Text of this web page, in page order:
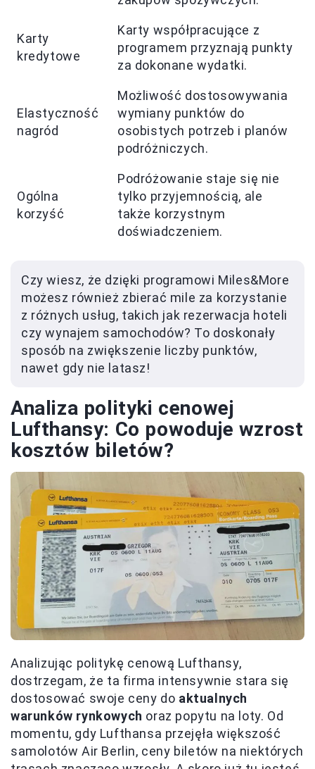
Karty
kredytowe
Karty współpracujące z
programem przyznają punkty
za dokonane wydatki.
Elastyczność
nagród
Możliwość dostosowywania
wymiany punktów do
osobistych potrzeb i planów
podróżniczych.
Ogólna
korzyść
Podróżowanie staje się nie
tylko przyjemnością, ale
także korzystnym
doświadczeniem.
Czy wiesz, że dzięki programowi Miles&More
możesz również zbierać mile za korzystanie
z różnych usług, takich jak rezerwacja hoteli
czy wynajem samochodów? To doskonały
sposób na zwiększenie liczby punktów,
nawet gdy nie latasz!
Analiza polityki cenowej
Lufthansy: Co powoduje wzrost
kosztów biletów?
Analizując politykę cenową Lufthansy,
dostrzegam, że ta firma intensywnie stara się
dostosować swoje ceny do aktualnych
warunków rynkowych oraz popytu na loty. Od
momentu, gdy Lufthansa przejęła większość
samolotów Air Berlin, ceny biletów na niektórych